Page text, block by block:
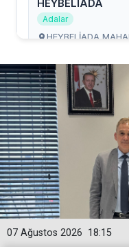
18:15
07 Ağustos 2026